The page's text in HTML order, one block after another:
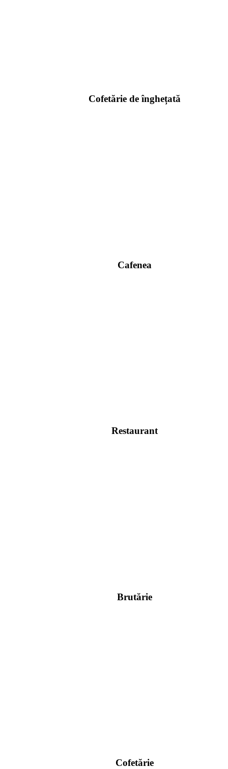
Cofetărie de înghețată
Cafenea
Restaurant
Brutărie
Cofetărie